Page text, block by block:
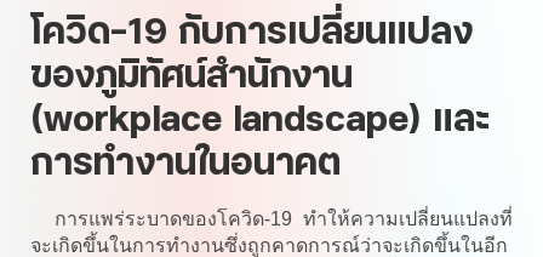
โควิด-19 กับการเปลี่ยนแปลง
ของภูมิทัศน์สำนักงาน
(workplace landscape) และ
การทำงานในอนาคต
การแพร่ระบาดของโควิด-19 ทำให้ความเปลี่ยนแปลงที่
จะเกิดขึ้นในการทำงานซึ่งถูกคาดการณ์ว่าจะเกิดขึ้นในอีก